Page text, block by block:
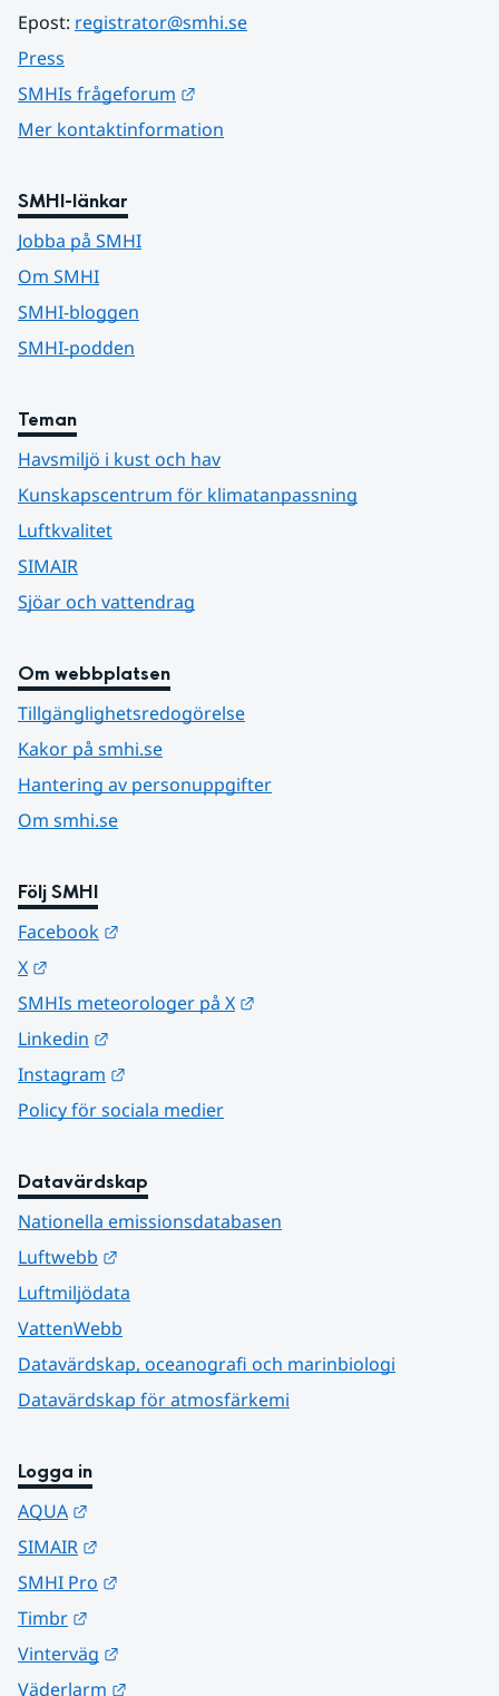
Epost: registrator@smhi.se
Press
SMHIs frågeforum
Mer kontaktinformation
SMHI-länkar
Jobba på SMHI
Om SMHI
SMHI-bloggen
SMHI-podden
Teman
Havsmiljö i kust och hav
Kunskapscentrum för klimatanpassning
Luftkvalitet
SIMAIR
Sjöar och vattendrag
Om webbplatsen
Tillgänglighetsredogörelse
Kakor på smhi.se
Hantering av personuppgifter
Om smhi.se
Följ SMHI
Facebook
X
SMHIs meteorologer på X
Linkedin
Instagram
Policy för sociala medier
Datavärdskap
Nationella emissionsdatabasen
Luftwebb
Luftmiljödata
VattenWebb
Datavärdskap, oceanografi och marinbiologi
Datavärdskap för atmosfärkemi
Logga in
AQUA
SIMAIR
SMHI Pro
Timbr
Vinterväg
Väderlarm